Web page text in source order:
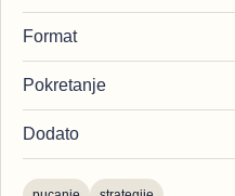
Format
Pokretanje
Dodato